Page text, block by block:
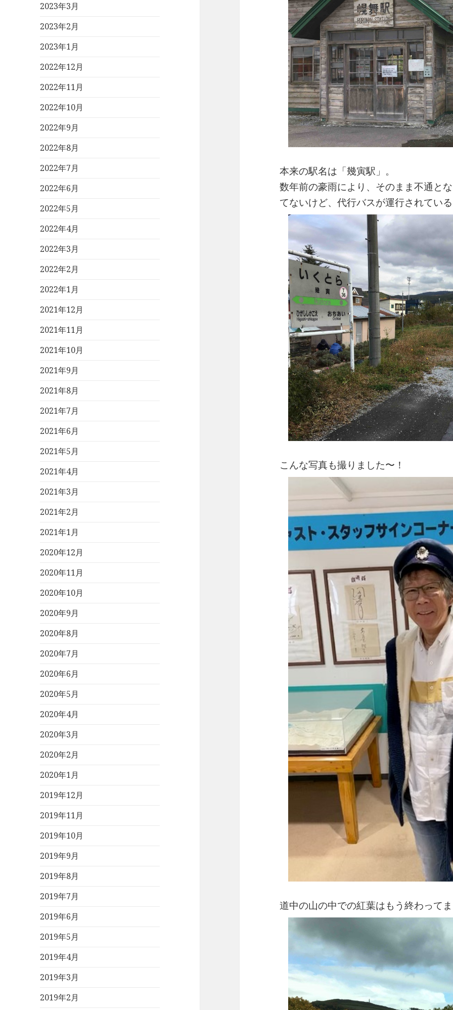
2023年3月
2023年2月
2023年1月
2022年12月
2022年11月
2022年10月
2022年9月
2022年8月
2022年7月
2022年6月
2022年5月
2022年4月
2022年3月
2022年2月
2022年1月
2021年12月
2021年11月
2021年10月
2021年9月
2021年8月
2021年7月
2021年6月
2021年5月
2021年4月
2021年3月
2021年2月
2021年1月
2020年12月
2020年11月
2020年10月
2020年9月
2020年8月
2020年7月
2020年6月
2020年5月
2020年4月
2020年3月
2020年2月
2020年1月
2019年12月
2019年11月
2019年10月
2019年9月
2019年8月
2019年7月
2019年6月
2019年5月
2019年4月
2019年3月
2019年2月
本来の駅名は「幾寅駅」。
数年前の豪雨により、そのまま不通と
てないけど、代行バスが運行されてい
こんな写真も撮りました〜！
道中の山の中での紅葉はもう終わって